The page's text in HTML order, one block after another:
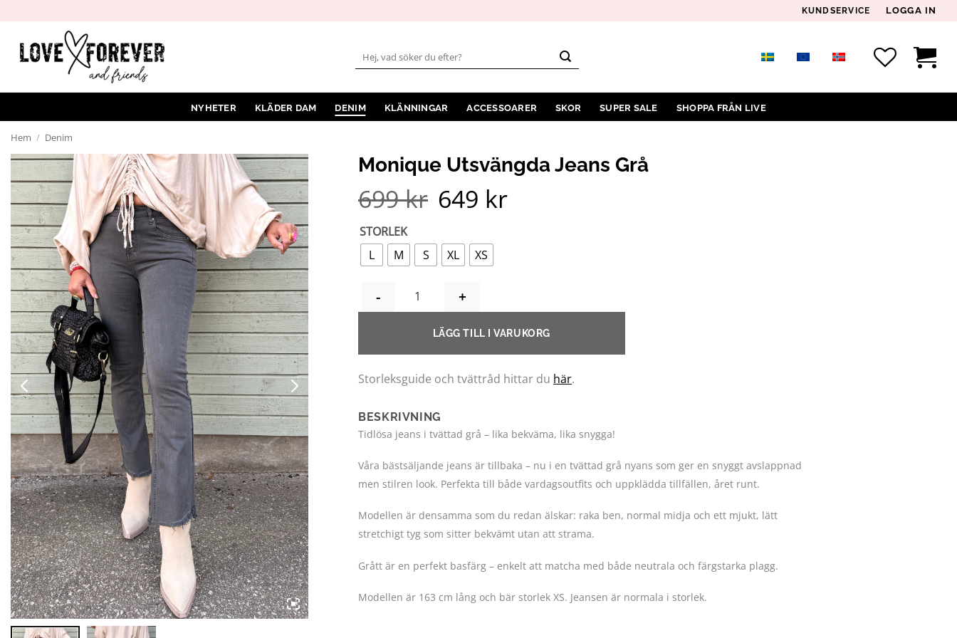
innehåll
KUNDSERVICE LOGGA IN
Sök
efter:
NYHETER KLÄDER DAM DENIM KLÄNNINGAR ACCESSOARER SKOR SUPER SALE SHOPPA FRÅN LIVE
Hem / Denim
Monique Utsvängda Jeans Grå
699kr Det
ursprungliga
649 krDet
STORLEK
L
M S XL XS
MONIQUE UTSVÄNGDA JEANS GRÅ MÄNGD
LÄGG TILL I VARUKORG
Storleksguide och tvättråd hittar du här.
BESKRIVNING
Tidlösa jeans i tvättad grå – lika bekväma, lika snygga!
Våra bästsäljande jeans är tillbaka – nu i en tvättad grå nyans som ger en snyggt avslappnad
men stilren look. Perfekta till både vardagsoutfits och uppklädda tillfällen, året runt.
Modellen är densamma som du redan älskar: raka ben, normal midja och ett mjukt, lätt
stretchigt tyg som sitter bekvämt utan att strama.
Grått är en perfekt basfärg – enkelt att matcha med både neutrala och färgstarka plagg.
Modellen är 163 cm lång och bär storlek XS. Jeansen är normala i storlek.